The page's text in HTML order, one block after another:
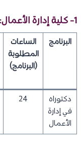
1- كلية إدارة الأعمال:
البرنامج
الساعات
المطلوبة
(البرنامج)
دكتوراه
في إدارة
الأعمال
24